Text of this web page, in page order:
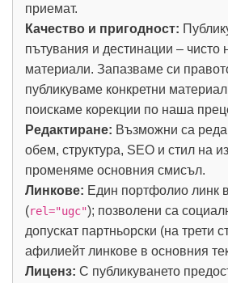
приемат.
Качество и пригодност:
пътувания и дестинации –
материали. Запазваме си
публикуваме конкретни
поискаме корекции по наша
Редактиране: Възможни са
обем, структура, SEO и стил на
променяме основния смисъл.
Линкове: Един портфолио линк
(rel="ugc"); позволени са
допускат партньорски (на трети
афилиейт линкове в основния
Лиценз: С публикуването